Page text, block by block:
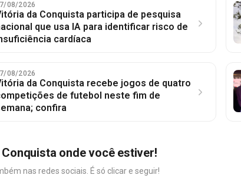
08/2026
da Conquista participa de pesquisa
que usa IA para identificar risco de
cardíaca
08/2026
da Conquista recebe jogos de quatro
de futebol neste fim de
confira
onde você estiver!
nas redes sociais. É só clicar e seguir!